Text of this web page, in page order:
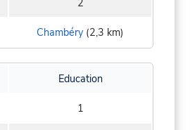
2
Chambéry (2,3 km)
Education
1